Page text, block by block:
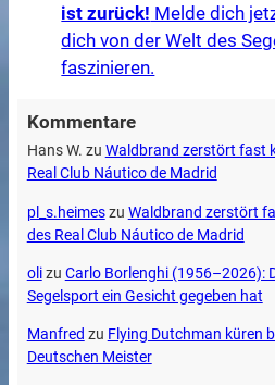
ist zurück! Melde dich
dich von der Welt des
faszinieren.
Kommentare
Hans W. zu Waldbrand zerstört fast
Real Club Náutico de Madrid
pl_s.heimeszu Waldbrand zerstört
des Real Club Náutico de Madrid
olizu Carlo Borlenghi (1956–2026):
Segelsport ein Gesicht gegeben hat
Manfred zu Flying Dutchman küren
Deutschen Meister